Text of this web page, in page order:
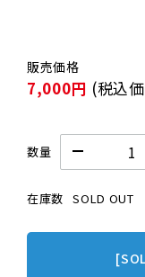
7,000円 (税込
数量
在庫数 SOLD OUT